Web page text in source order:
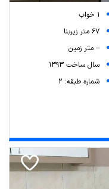
1 خواب
67 متر زیربنا
-- متر زمین
سال ساخت 1393
شماره طبقه: 2